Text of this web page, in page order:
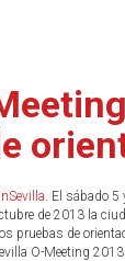
. El sábado 5
de 2013 la
pruebas de
O-Meeting